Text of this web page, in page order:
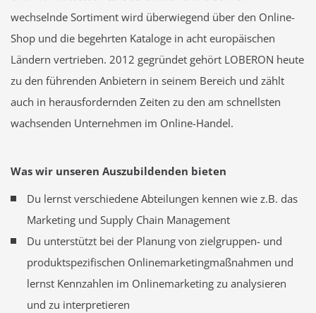
wechselnde Sortiment wird überwiegend über den Online-
Shop und die begehrten Kataloge in acht europäischen
Ländern vertrieben. 2012 gegründet gehört LOBERON heute
zu den führenden Anbietern in seinem Bereich und zählt
auch in herausfordernden Zeiten zu den am schnellsten
wachsenden Unternehmen im Online-Handel.
Was wir unseren Auszubildenden bieten
Du lernst verschiedene Abteilungen kennen wie z.B. das
Marketing und Supply Chain Management
Du unterstützt bei der Planung von zielgruppen- und
produktspezifischen Onlinemarketingmaßnahmen und
lernst Kennzahlen im Onlinemarketing zu analysieren
und zu interpretieren